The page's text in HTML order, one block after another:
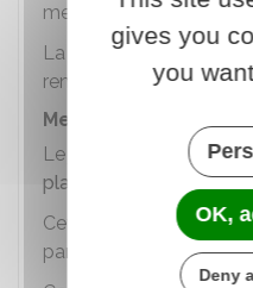
mettant en danger
La durée est fixée par le
renouvelable), en
Mesure de placement
Le juge des enfants
placement
dans les
Cette mesure ne retire
parents de l'enfant.
gives you
you
OK,
Deny